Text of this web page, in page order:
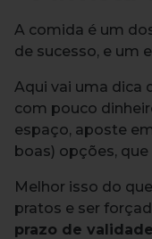
A comida é um
de sucesso, e um
Aqui vai uma dica
com pouco
espaço, aposte
boas) opções,
Melhor isso do
pratos e ser
prazo de validade